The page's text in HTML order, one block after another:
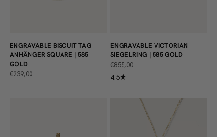
ENGRAVABLE BISCUIT TAG
ANHÄNGER SQUARE | 585
GOLD
ANGEBOT
€239,00
ENGRAVABLE VICTORIAN
SIEGELRING | 585 GOLD
ANGEBOT
€855,00
4.5